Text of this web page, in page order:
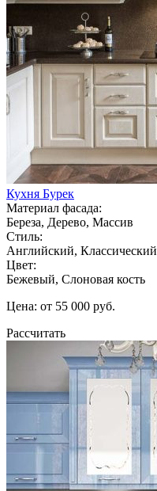
Кухня Бурек
Материал фасада:
Береза, Дерево, Массив
Стиль:
Английский, Классический
Цвет:
Бежевый, Слоновая кость
Цена: от 55 000 руб.
Рассчитать